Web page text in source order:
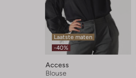
Laatste maten
-40%
Access
Blouse